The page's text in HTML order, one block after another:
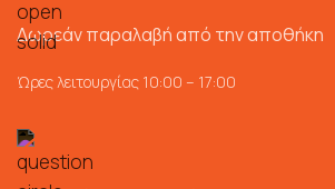
Δωρεάν παραλαβή από την αποθήκη
Ώρες λειτουργίας 10:00 – 17:00